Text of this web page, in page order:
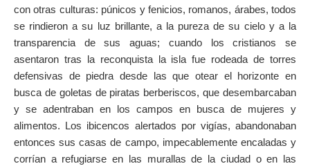
con otras culturas: púnicos y fenicios, romanos, árabes, todos
se rindieron a su luz brillante, a la pureza de su cielo y a la
transparencia de sus aguas; cuando los cristianos se
asentaron tras la reconquista la isla fue rodeada de torres
defensivas de piedra desde las que otear el horizonte en
busca de goletas de piratas berberiscos, que desembarcaban
y se adentraban en los campos en busca de mujeres y
alimentos. Los ibicencos alertados por vigías, abandonaban
entonces sus casas de campo, impecablemente encaladas y
corrían a refugiarse en las murallas de la ciudad o en las